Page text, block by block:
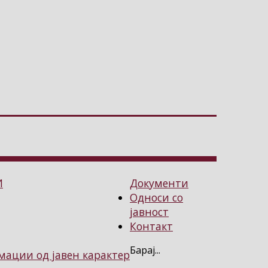
Документи
од јавен карактер
Односи со
јавност
Контакт
Барај...